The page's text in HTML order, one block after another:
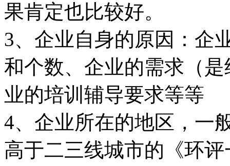
果肯定也比较好。
3、企业自身的原因：企
和个数、企业的需求（
业的培训辅导要求等等
4、企业所在的地区，一
高于二三线城市的《环